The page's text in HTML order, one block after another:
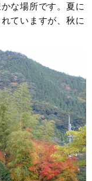
な場所です。夏に
ていますが、秋に